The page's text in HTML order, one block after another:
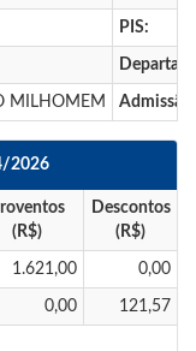
PIS:
MILHOMEM Admissão:
2026
(R$)
Descontos
(R$)
1.621,00 0,00
0,00 121,57